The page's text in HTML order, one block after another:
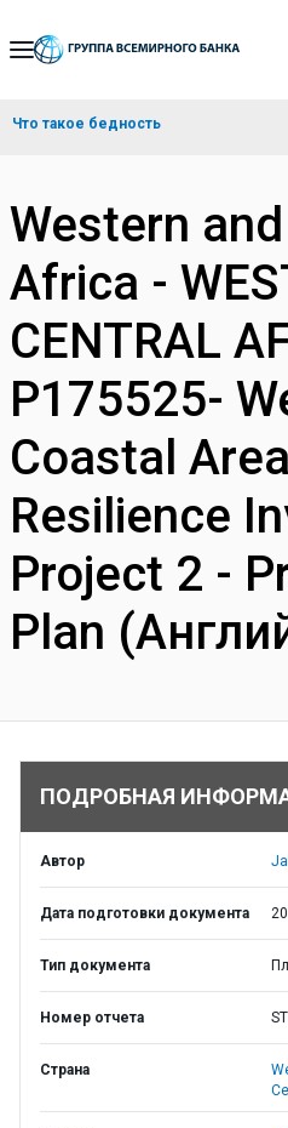
Skip
Navigation
Что такое бедность
Western
Africa -
CENTRAL
P175525-
Coastal
Resilience
Project 2 -
Plan
ПОДРОБНАЯ
Автор
Дата подготовки документа
Тип документа
Номер отчета
Страна